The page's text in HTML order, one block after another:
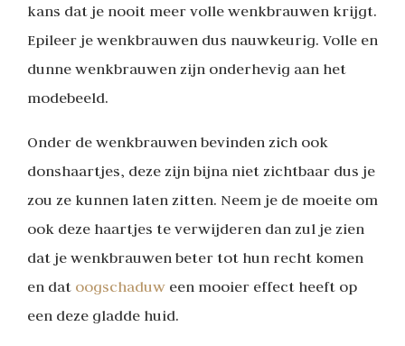
kans dat je nooit meer volle wenkbrauwen krijgt.
Epileer je wenkbrauwen dus nauwkeurig. Volle en
dunne wenkbrauwen zijn onderhevig aan het
modebeeld.
Onder de wenkbrauwen bevinden zich ook
donshaartjes, deze zijn bijna niet zichtbaar dus je
zou ze kunnen laten zitten. Neem je de moeite om
ook deze haartjes te verwijderen dan zul je zien
dat je wenkbrauwen beter tot hun recht komen
en dat oogschaduw een mooier effect heeft op
een deze gladde huid.